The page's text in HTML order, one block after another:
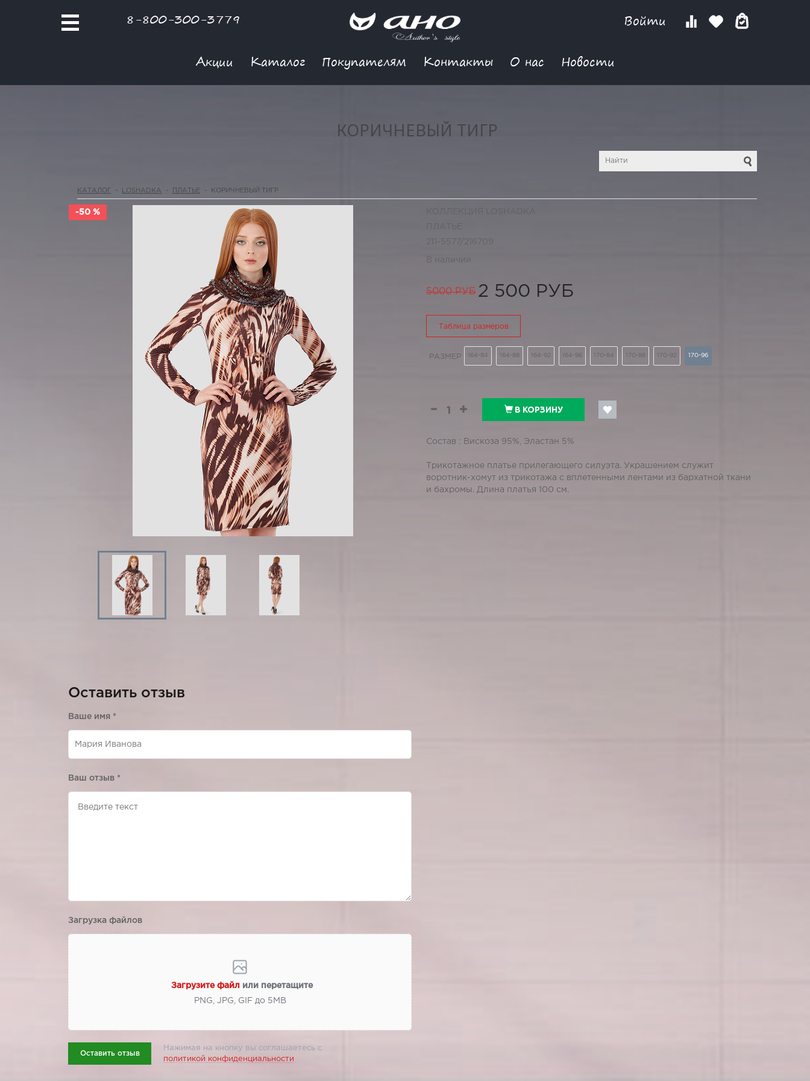
8-800-300-3779 Войти
Акции Каталог Покупателям Контакты О нас Новости
КОРИЧНЕВЫЙ ТИГР
КАТАЛОГ - LOSHADKA - ПЛАТЬЕ - КОРИЧНЕВЫЙ ТИГР
-50 % КОЛЛЕКЦИЯ LOSHADKA
ПЛАТЬЕ
211-5577/216709
В наличии
5000 РУБ 2 500 РУБ
Таблица размеров
РАЗМЕР 164-84 164-88 164-92 164-96 170-84 170-88 170-92 170-96
В КОРЗИНУ
Состав : Вискоза 95%, Эластан 5%
Трикотажное платье прилегающего силуэта. Украшением служит
воротник-хомут из трикотажа с вплетенными лентами из бархатной ткани
и бахромы. Длина платья 100 см.
Оставить отзыв
Ваше имя *
Ваш отзыв *
Загрузка файлов
Загрузите файл или перетащите
PNG, JPG, GIF до 5МВ
Оставить отзыв
Нажимая на кнопку вы соглашаетесь с
политикой конфиденциальности